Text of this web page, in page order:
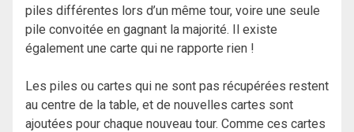
piles différentes lors d’un même tour, voire une seule
pile convoitée en gagnant la majorité. Il existe
également une carte qui ne rapporte rien !
Les piles ou cartes qui ne sont pas récupérées restent
au centre de la table, et de nouvelles cartes sont
ajoutées pour chaque nouveau tour. Comme ces cartes